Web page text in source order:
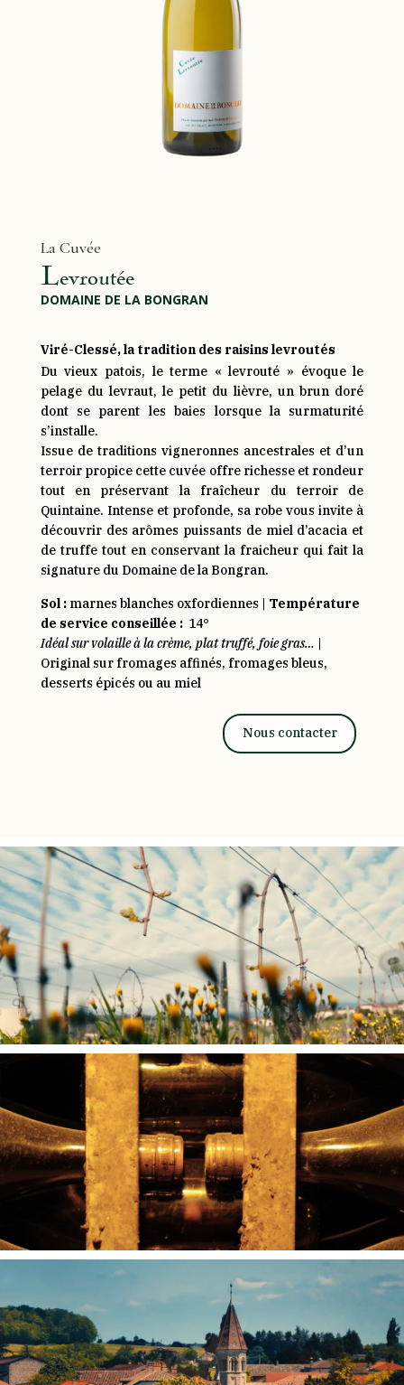
La Cuvée
Levroutée
DOMAINE DE LA BONGRAN
Viré-Clessé, la tradition des raisins levroutés
Du vieux patois, le terme « levrouté » évoque le
pelage du levraut, le petit du lièvre, un brun doré
dont se parent les baies lorsque la surmaturité
s’installe.
Issue de traditions vigneronnes ancestrales et d’un
terroir propice cette cuvée offre richesse et rondeur
tout en préservant la fraîcheur du terroir de
Quintaine. Intense et profonde, sa robe vous invite à
découvrir des arômes puissants de miel d’acacia et
de truffe tout en conservant la fraicheur qui fait la
signature du Domaine de la Bongran.
Sol :marnes blanches oxfordiennes | Température
de service conseillée : 14°
Idéal sur volaille à la crème, plat truffé, foie gras… |
Original sur fromages affinés, fromages bleus,
desserts épicés ou au miel
Nous contacter